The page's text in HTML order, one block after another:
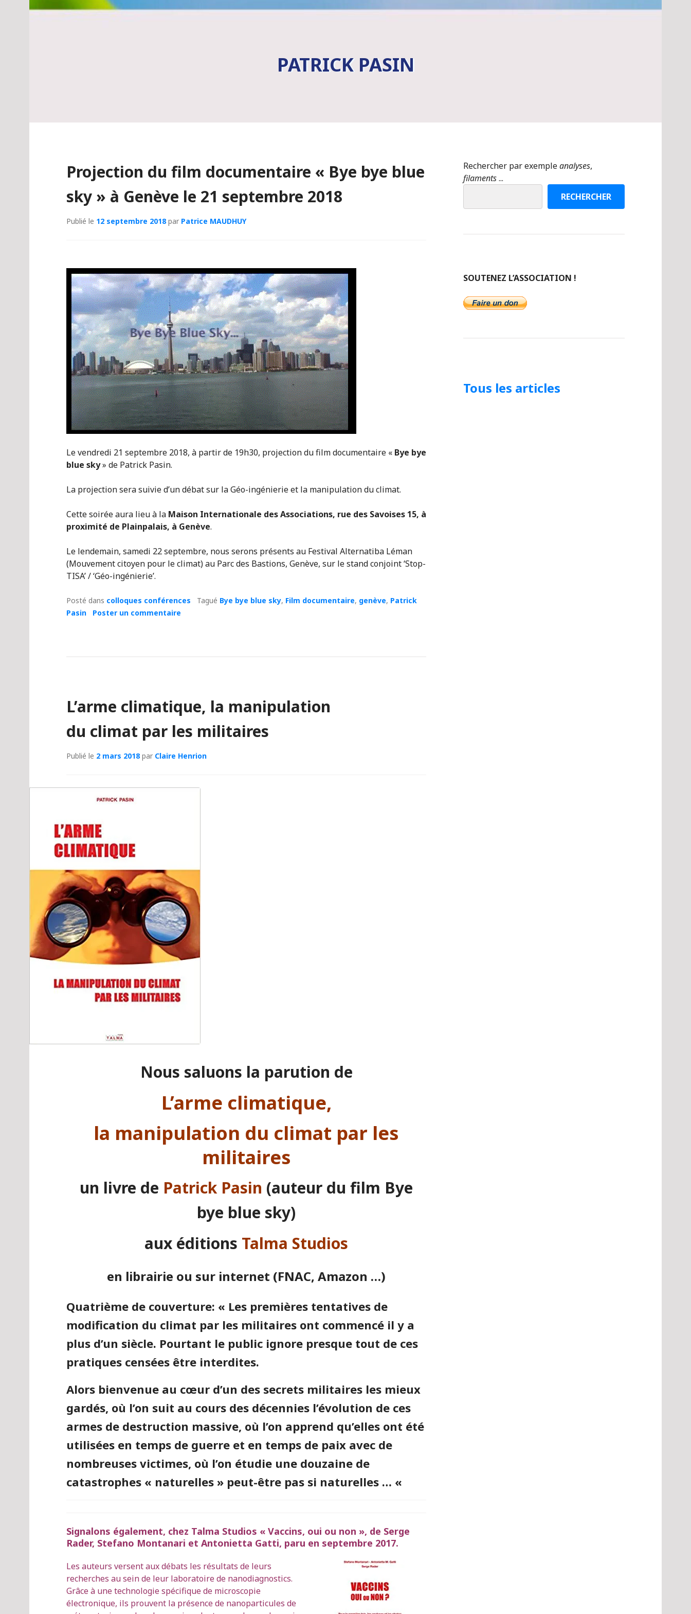
PATRICK PASIN
Projection du film documentaire « Bye bye blue
sky » à Genève le 21 septembre 2018
Publié le 12 septembre 2018par Patrice MAUDHUY
Le vendredi 21 septembre 2018, à partir de 19h30, projection du film documentaire « Bye bye
blue sky» de Patrick Pasin.
La projection sera suivie d’un débat sur la Géo-ingénierie et la manipulation du climat.
Cette soirée aura lieu à la Maison Internationale des Associations, rue des Savoises 15, à
proximité de Plainpalais, à Genève.
Le lendemain, samedi 22 septembre, nous serons présents au Festival Alternatiba Léman
(Mouvement citoyen pour le climat) au Parc des Bastions, Genève, sur le stand conjoint ‘Stop-
TISA’ / ‘Géo-ingénierie’.
Posté dans colloques conférences Tagué Bye bye blue sky, Film documentaire, genève, Patrick
Pasin
Poster un commentaire
L’arme climatique, la manipulation
du climat par les militaires
Publié le 2 mars 2018par Claire Henrion
Nous saluons la parution de
L’arme climatique,
la manipulation du climat par les
militaires
un livre de Patrick Pasin (auteur du film Bye
bye blue sky)
aux éditions Talma Studios
en librairie ou sur internet (FNAC, Amazon …)
Quatrième de couverture: « Les premières tentatives de
modification du climat par les militaires ont commencé il y a
plus d’un siècle. Pourtant le public ignore presque tout de ces
pratiques censées être interdites.
Alors bienvenue au cœur d’un des secrets militaires les mieux
gardés, où l’on suit au cours des décennies l’évolution de ces
armes de destruction massive, où l’on apprend qu’elles ont été
utilisées en temps de guerre et en temps de paix avec de
nombreuses victimes, où l’on étudie une douzaine de
catastrophes « naturelles » peut-être pas si naturelles … «
Signalons également, chez Talma Studios « Vaccins, oui ou non », de Serge
Rader, Stefano Montanari et Antonietta Gatti, paru en septembre 2017.
Les auteurs versent aux débats les résultats de leurs
recherches au sein de leur laboratoire de nanodiagnostics.
Grâce à une technologie spécifique de microscopie
électronique, ils prouvent la présence de nanoparticules de
Rechercher par exempleanalyses,
filaments...
RECHERCHER
SOUTENEZ L’ASSOCIATION !
Tous les articles